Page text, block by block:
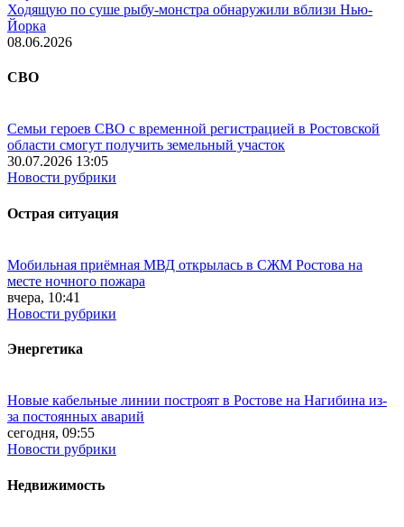
Ходящую по суше рыбу-монстра обнаружили вблизи Нью-
Йорка
08.06.2026
СВО
Семьи героев СВО с временной регистрацией в Ростовской
области смогут получить земельный участок
30.07.2026 13:05
Новости рубрики
Острая ситуация
Мобильная приёмная МВД открылась в СЖМ Ростова на
месте ночного пожара
вчера, 10:41
Новости рубрики
Энергетика
Новые кабельные линии построят в Ростове на Нагибина из-
за постоянных аварий
сегодня, 09:55
Новости рубрики
Недвижимость